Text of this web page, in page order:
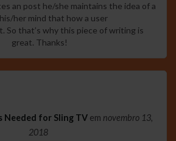
an post he/she maintains the idea of a
her mind that how a user
So that’s why this piece of writing is
great. Thanks!
Needed for Sling TV em novembro 13,
2018